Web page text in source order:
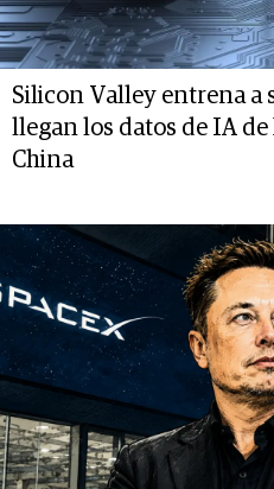
Silicon Valley entrena a
llegan los datos de IA
China